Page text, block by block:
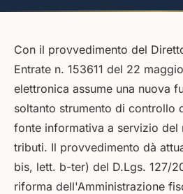
Con il provvedimento del
Entrate n. 153611 del 22
elettronica assume una nuova
soltanto strumento di controllo
fonte informativa a servizio del
tributi. Il provvedimento dà
bis, lett. b-ter) del D.Lgs. 127/
riforma dell'Amministrazione